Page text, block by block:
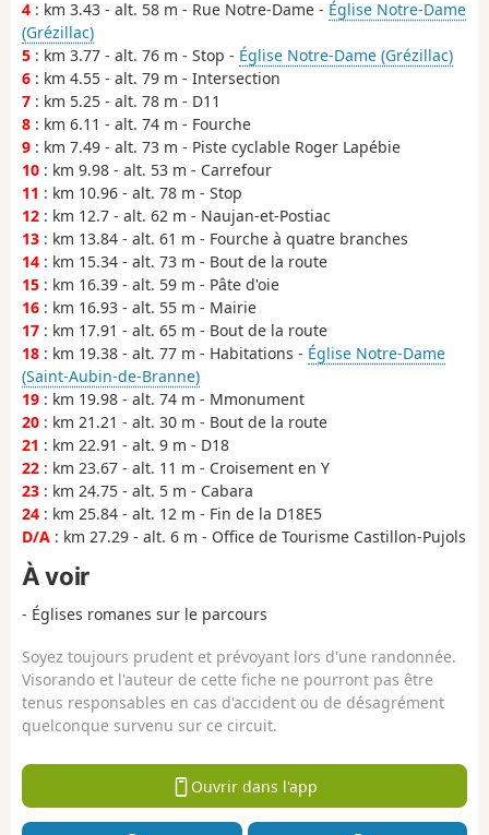
4 : km 3.43 - alt. 58 m - Rue Notre-Dame - Église Notre-Dame
(Grézillac)
5 : km 3.77 - alt. 76 m - Stop - Église Notre-Dame (Grézillac)
6 : km 4.55 - alt. 79 m - Intersection
7 : km 5.25 - alt. 78 m - D11
8 : km 6.11 - alt. 74 m - Fourche
9 : km 7.49 - alt. 73 m - Piste cyclable Roger Lapébie
10 : km 9.98 - alt. 53 m - Carrefour
11 : km 10.96 - alt. 78 m - Stop
12 : km 12.7 - alt. 62 m - Naujan-et-Postiac
13 : km 13.84 - alt. 61 m - Fourche à quatre branches
14 : km 15.34 - alt. 73 m - Bout de la route
15 : km 16.39 - alt. 59 m - Pâte d'oie
16 : km 16.93 - alt. 55 m - Mairie
17 : km 17.91 - alt. 65 m - Bout de la route
18 : km 19.38 - alt. 77 m - Habitations - Église Notre-Dame
(Saint-Aubin-de-Branne)
19 : km 19.98 - alt. 74 m - Mmonument
20 : km 21.21 - alt. 30 m - Bout de la route
21 : km 22.91 - alt. 9 m - D18
22 : km 23.67 - alt. 11 m - Croisement en Y
23 : km 24.75 - alt. 5 m - Cabara
24 : km 25.84 - alt. 12 m - Fin de la D18E5
D/A : km 27.29 - alt. 6 m - Office de Tourisme Castillon-Pujols
À voir
- Églises romanes sur le parcours
Soyez toujours prudent et prévoyant lors d'une randonnée.
Visorando et l'auteur de cette fiche ne pourront pas être
tenus responsables en cas d'accident ou de désagrément
quelconque survenu sur ce circuit.
Ouvrir dans l'app